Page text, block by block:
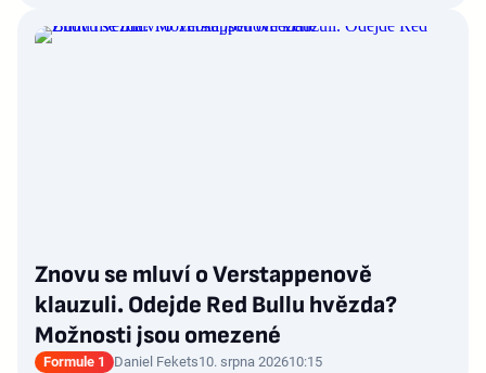
Znovu se mluví o Verstappenově
klauzuli. Odejde Red Bullu hvězda?
Možnosti jsou omezené
Formule 1 Daniel Fekets10. srpna 202610:15